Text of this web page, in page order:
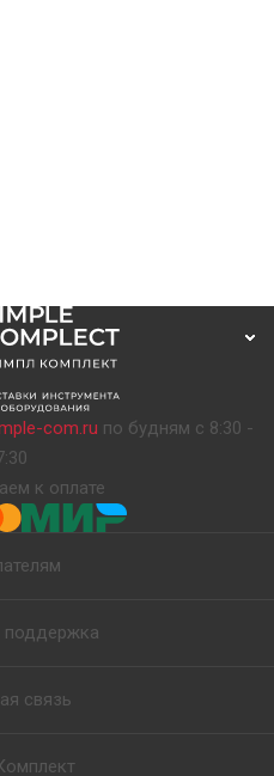
com.ru по будням с 8:30 -
к оплате
связь